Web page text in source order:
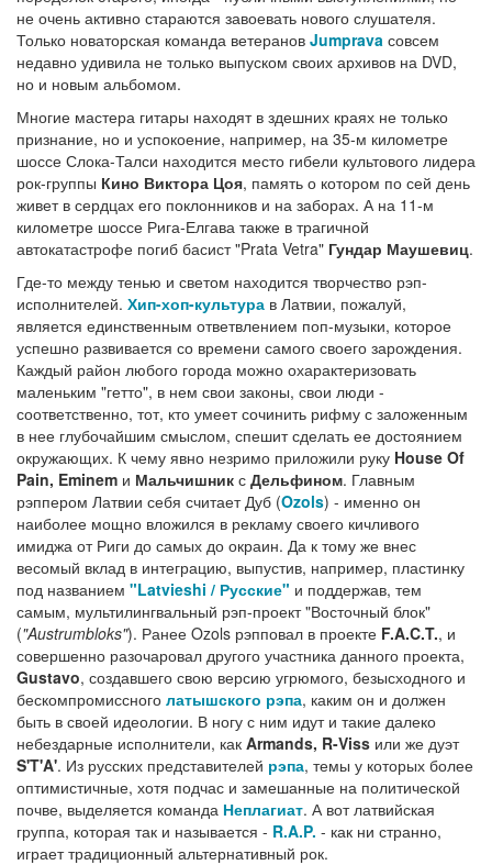
не очень активно стараются завоевать нового слушателя.
Только новаторская команда ветеранов Jumprava совсем
недавно удивила не только выпуском своих архивов на DVD,
но и новым альбомом.
Многие мастера гитары находят в здешних краях не только
признание, но и успокоение, например, на 35-м километре
шоссе Слока-Талси находится место гибели культового лидера
рок-группы Кино Виктора Цоя, память о котором по сей день
живет в сердцах его поклонников и на заборах. А на 11-м
километре шоссе Рига-Елгава также в трагичной
автокатастрофе погиб басист "Prata Vetra" Гундар Маушевиц.
Где-то между тенью и светом находится творчество рэп-
исполнителей. Хип-хоп-культура в Латвии, пожалуй,
является единственным ответвлением поп-музыки, которое
успешно развивается со времени самого своего зарождения.
Каждый район любого города можно охарактеризовать
маленьким "гетто", в нем свои законы, свои люди -
соответственно, тот, кто умеет сочинить рифму с заложенным
в нее глубочайшим смыслом, спешит сделать ее достоянием
окружающих. К чему явно незримо приложили руку House Of
Pain, Eminem и Мальчишник с Дельфином. Главным
рэппером Латвии себя считает Дуб (Ozols) - именно он
наиболее мощно вложился в рекламу своего кичливого
имиджа от Риги до самых до окраин. Да к тому же внес
весомый вклад в интеграцию, выпустив, например, пластинку
под названием "Latvieshi / Русские" и поддержав, тем
самым, мультилингвальный рэп-проект "Восточный блок"
("Austrumbloks"). Ранее Ozols рэпповал в проекте F.A.C.T., и
совершенно разочаровал другого участника данного проекта,
Gustavo, создавшего свою версию угрюмого, безысходного и
бескомпромиссного латышского рэпа, каким он и должен
быть в своей идеологии. В ногу с ним идут и такие далеко
небездарные исполнители, как Armands, R-Viss или же дуэт
S'T'A'. Из русских представителей рэпа, темы у которых более
оптимистичные, хотя подчас и замешанные на политической
почве, выделяется команда Неплагиат. А вот латвийская
группа, которая так и называется - R.A.P. - как ни странно,
играет традиционный альтернативный рок.